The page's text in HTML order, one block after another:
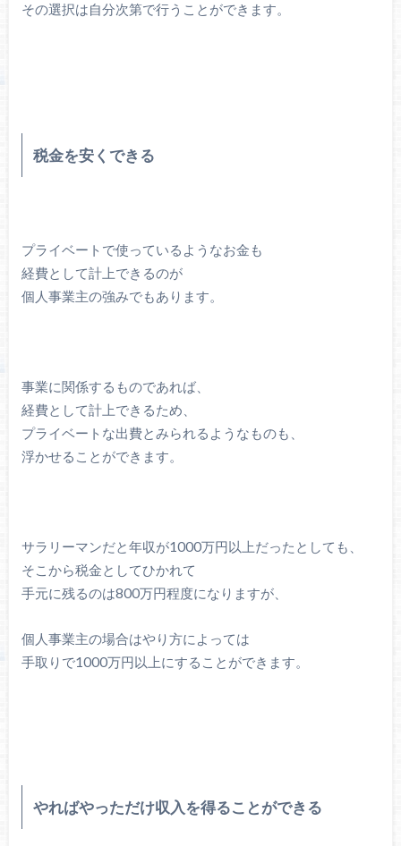
その選択は自分次第で行うことができます。
税金を安くできる
プライベートで使っているようなお金も
経費として計上できるのが
個人事業主の強みでもあります。
事業に関係するものであれば、
経費として計上できるため、
プライベートな出費とみられるようなものも、
浮かせることができます。
サラリーマンだと年収が1000万円以上だったとしても、
そこから税金としてひかれて
手元に残るのは800万円程度になりますが、
個人事業主の場合はやり方によっては
手取りで1000万円以上にすることができます。
やればやっただけ収入を得ることができる